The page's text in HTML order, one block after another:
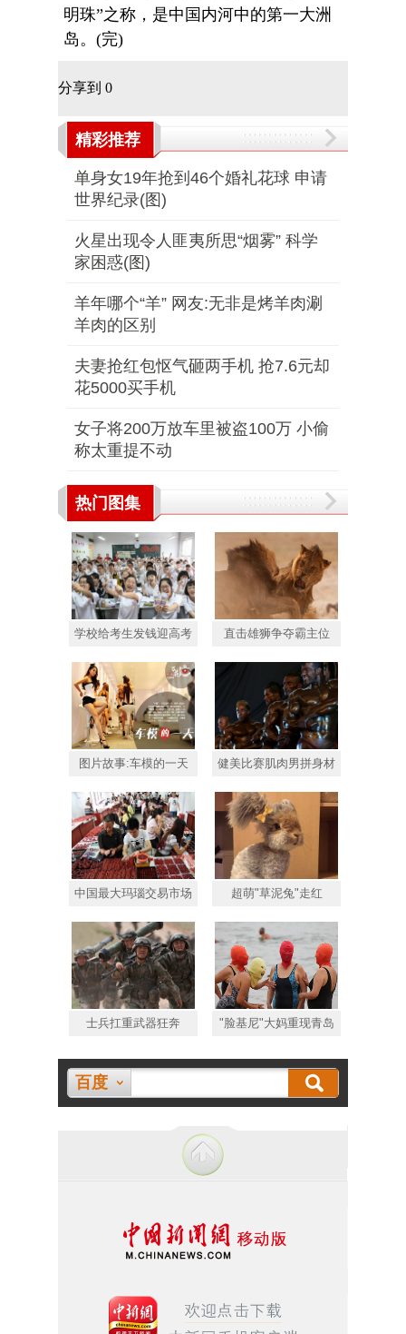
明珠”之称，是中国内河中的第一大洲
岛。(完)
分享到 0
精彩推荐
单身女19年抢到46个婚礼花球 申请
世界纪录(图)
火星出现令人匪夷所思“烟雾” 科学
家困惑(图)
羊年哪个“羊” 网友:无非是烤羊肉涮
羊肉的区别
夫妻抢红包怄气砸两手机 抢7.6元却
花5000买手机
女子将200万放车里被盗100万 小偷
称太重提不动
热门图集
学校给考生发钱迎高考 直击雄狮争夺霸主位
图片故事:车模的一天 健美比赛肌肉男拼身材
中国最大玛瑙交易市场 超萌"草泥兔"走红
士兵扛重武器狂奔 "脸基尼"大妈重现青岛
百度